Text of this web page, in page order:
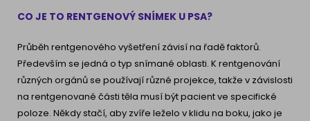
CO JE TO RENTGENOVÝ SNÍMEK U PSA?
Průběh rentgenového vyšetření závisí na řadě faktorů.
Především se jedná o typ snímané oblasti. K rentgenování
různých orgánů se používají různé projekce, takže v závislosti
na rentgenované části těla musí být pacient ve specifické
poloze. Někdy stačí, aby zvíře leželo v klidu na boku, jako je